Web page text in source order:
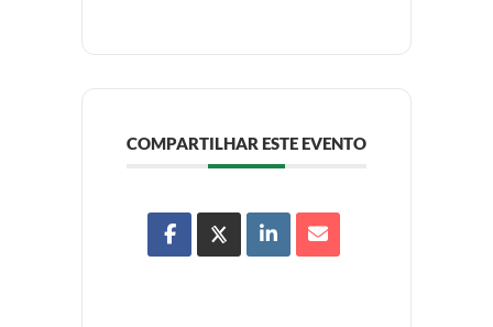
COMPARTILHAR ESTE EVENTO